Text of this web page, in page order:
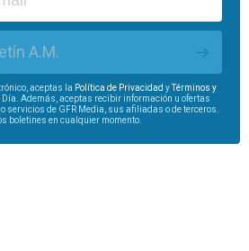
A.M.
aceptas la Política de Privacidad yTérminos y
Día. Además, aceptas recibir información u ofertas
servicios de GFR Media, sus afiliadas o de terceros.
boletines en cualquier momento.